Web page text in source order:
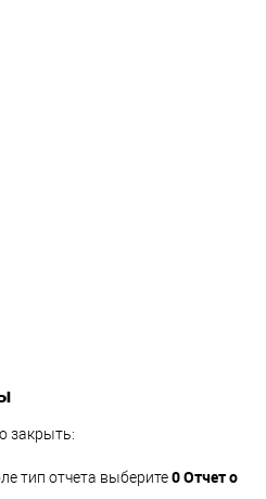
закрыть:
тип отчета выберите0 Отчет о